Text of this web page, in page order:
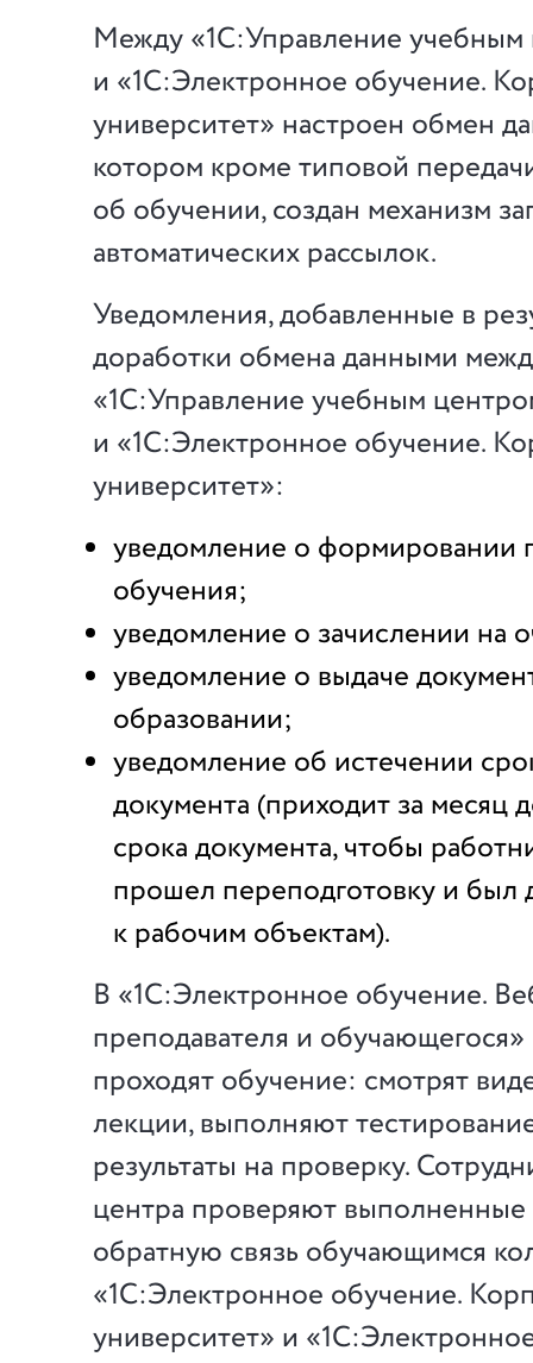
Между «1С:Управление учебным
и «1С:Электронное обучение.
университет» настроен обмен
котором кроме типовой
об обучении, создан механизм
автоматических рассылок.
Уведомления, добавленные в
доработки обмена данными
«1С:Управление учебным
и «1С:Электронное обучение.
университет»:
уведомление о формировании
обучения;
уведомление о зачислении на
уведомление о выдаче
образовании;
уведомление об истечении
документа (приходит за месяц
срока документа, чтобы
прошел переподготовку и был
к рабочим объектам).
В «1С:Электронное обучение.
преподавателя и
проходят обучение: смотрят
лекции, выполняют
результаты на проверку.
центра проверяют выполненные
обратную связь обучающимся
«1С:Электронное обучение.
университет» и